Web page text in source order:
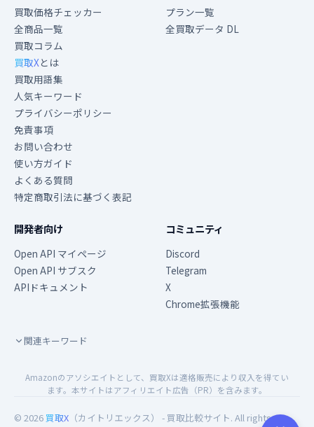
買取価格チェッカー
全商品一覧
買取コラム
買取Xとは
買取用語集
人気キーワード
プライバシーポリシー
免責事項
お問い合わせ
使い方ガイド
よくある質問
特定商取引法に基づく表記
プラン一覧
全買取データ DL
開発者向け
Open API マイページ
Open API サブスク
APIドキュメント
コミュニティ
Discord
Telegram
X
Chrome拡張機能
関連キーワード
Amazonのアソシエイトとして、買取Xは適格販売により収入を得てい
ます。本サイトはアフィリエイト広告（PR）を含みます。
© 2026 買取X （カイトリエックス） - 買取比較サイト. All rights